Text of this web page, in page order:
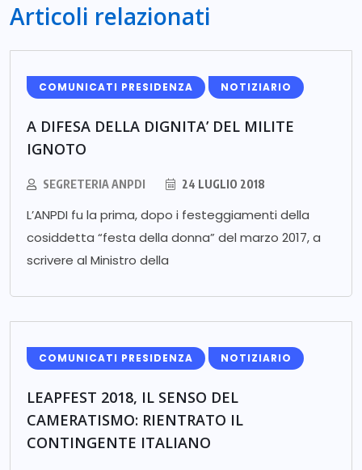
Articoli relazionati
COMUNICATI PRESIDENZA NOTIZIARIO
A DIFESA DELLA DIGNITA’ DEL MILITE
IGNOTO
SEGRETERIA ANPDI 24 LUGLIO 2018
L’ANPDI fu la prima, dopo i festeggiamenti della
cosiddetta “festa della donna” del marzo 2017, a
scrivere al Ministro della
COMUNICATI PRESIDENZA NOTIZIARIO
LEAPFEST 2018, IL SENSO DEL
CAMERATISMO: RIENTRATO IL
CONTINGENTE ITALIANO